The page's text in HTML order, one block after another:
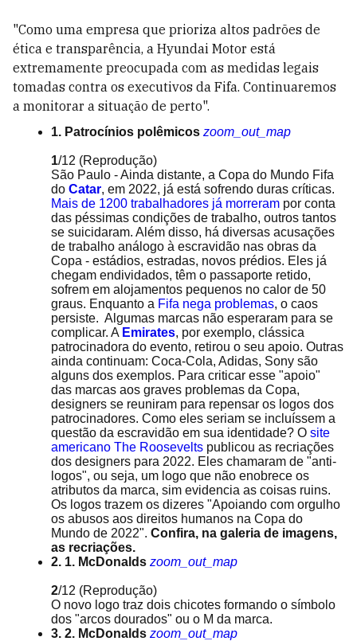
"Como uma empresa que prioriza altos padrões de
ética e transparência, a Hyundai Motor está
extremamente preocupada com as medidas legais
tomadas contra os executivos da Fifa. Continuaremos
a monitorar a situação de perto".
1. Patrocínios polêmicos zoom_out_map
1/12 (Reprodução)
São Paulo - Ainda distante, a Copa do Mundo Fifa
do Catar, em 2022, já está sofrendo duras críticas.
Mais de 1200 trabalhadores já morreram por conta
das péssimas condições de trabalho, outros tantos
se suicidaram. Além disso, há diversas acusações
de trabalho análogo à escravidão nas obras da
Copa - estádios, estradas, novos prédios. Eles já
chegam endividados, têm o passaporte retido,
sofrem em alojamentos pequenos no calor de 50
graus. Enquanto a Fifa nega problemas, o caos
persiste. Algumas marcas não esperaram para se
complicar. A Emirates, por exemplo, clássica
patrocinadora do evento, retirou o seu apoio. Outras
ainda continuam: Coca-Cola, Adidas, Sony são
alguns dos exemplos. Para criticar esse "apoio"
das marcas aos graves problemas da Copa,
designers se reuniram para repensar os logos dos
patrocinadores. Como eles seriam se incluíssem a
questão da escravidão em sua identidade? O site
americano The Roosevelts publicou as recriações
dos designers para 2022. Eles chamaram de "anti-
logos", ou seja, um logo que não enobrece os
atributos da marca, sim evidencia as coisas ruins.
Os logos trazem os dizeres "Apoiando com orgulho
os abusos aos direitos humanos na Copa do
Mundo de 2022". Confira, na galeria de imagens,
as recriações.
2. 1. McDonalds zoom_out_map
2/12 (Reprodução)
O novo logo traz dois chicotes formando o símbolo
dos "arcos dourados" ou o M da marca.
3. 2. McDonalds zoom_out_map